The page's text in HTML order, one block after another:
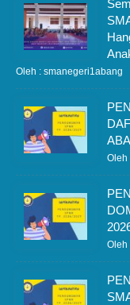
Oleh : smanegeri1abang
Oleh
Oleh